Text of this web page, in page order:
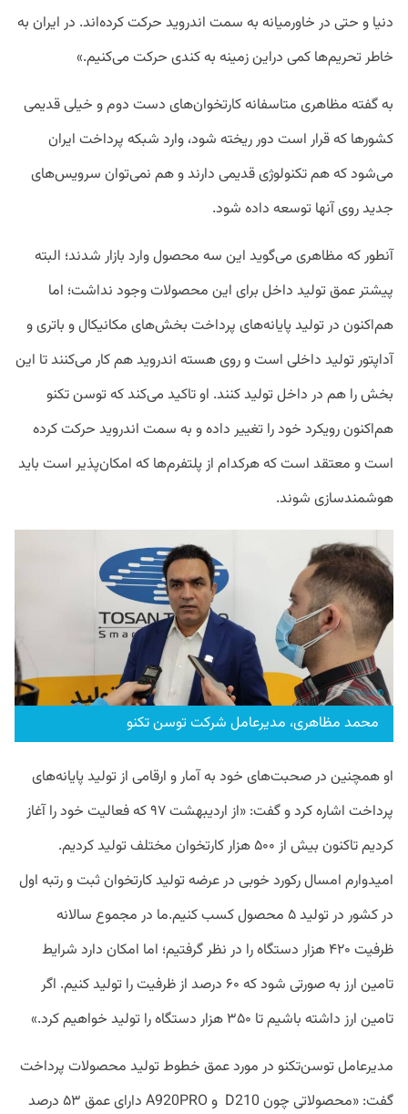
دنیا و حتی در خاورمیانه به سمت اندروید حرکت کرده‌اند. در ایران به
خاطر تحریم‌ها کمی دراین زمینه به کندی حرکت می‌کنیم.»
به گفته مظاهری متاسفانه کارتخوان‌های دست دوم و خیلی قدیمی
کشورها که قرار است دور ریخته شود، وارد شبکه پرداخت ایران
می‌شود که هم تکنولوژی قدیمی دارند و هم نمی‌توان سرویس‌های
جدید روی آنها توسعه داده شود.
آنطور که مظاهری می‌گوید این سه محصول وارد بازار شدند؛ البته
پیشتر عمق تولید داخل برای این محصولات وجود نداشت؛ اما
هم‌اکنون در تولید پایانه‌های پرداخت بخش‌های مکانیکال و باتری و
آداپتور تولید داخلی است و روی هسته اندروید هم کار می‌کنند تا این
بخش را هم در داخل تولید کنند. او تاکید می‌کند که توسن تکنو
هم‌اکنون رویکرد خود را تغییر داده و به سمت اندروید حرکت کرده
است و معتقد است که هرکدام از پلتفرم‌ها که امکان‌پذیر است باید
هوشمندسازی شوند.
محمد مظاهری، مدیرعامل شرکت توسن تکنو
او همچنین در صحبت‌‌های خود به آمار و ارقامی از تولید پایانه‌های
پرداخت اشاره کرد و گفت: «از اردیبهشت ۹۷ که فعالیت خود را آغاز
کردیم تاکنون بیش از ۵۰۰ هزار کارتخوان مختلف تولید کردیم.
امیدوارم امسال رکورد خوبی در عرضه تولید کارتخوان ثبت و رتبه اول
در کشور در تولید ۵ محصول کسب کنیم.ما در مجموع سالانه
ظرفیت ۴۲۰ هزار دستگاه را در نظر گرفتیم؛ اما امکان دارد شرایط
تامین ارز به صورتی شود که ۶۰ درصد از ظرفیت را تولید کنیم. اگر
تامین ارز داشته باشیم تا ۳۵۰ هزار دستگاه را تولید خواهیم کرد.»
مدیرعامل توسن‌تکنو در مورد عمق خطوط تولید محصولات پرداخت‌
گفت: «محصولاتی چون D210 و A920PRO دارای عمق ۵۳ درصد